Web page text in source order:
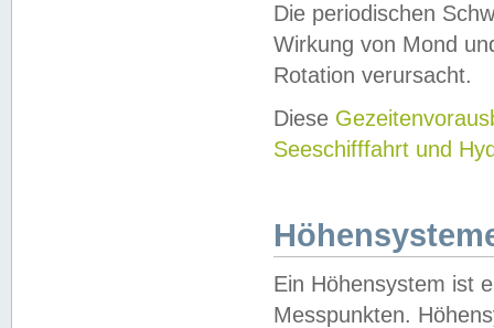
Die periodischen
Wirkung von Mond
Rotation verursacht.
Diese
Seeschifffahrt und
Ein Höhensystem ist
Messpunkten.